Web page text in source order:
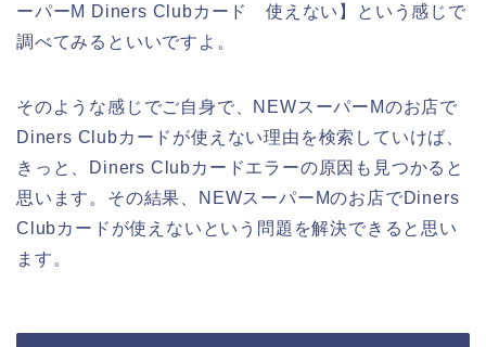
ーパーM Diners Clubカード 使えない】という感じで
調べてみるといいですよ。
そのような感じでご自身で、NEWスーパーMのお店で
Diners Clubカードが使えない理由を検索していけば、
きっと、Diners Clubカードエラーの原因も見つかると
思います。その結果、NEWスーパーMのお店でDiners
Clubカードが使えないという問題を解決できると思い
ます。